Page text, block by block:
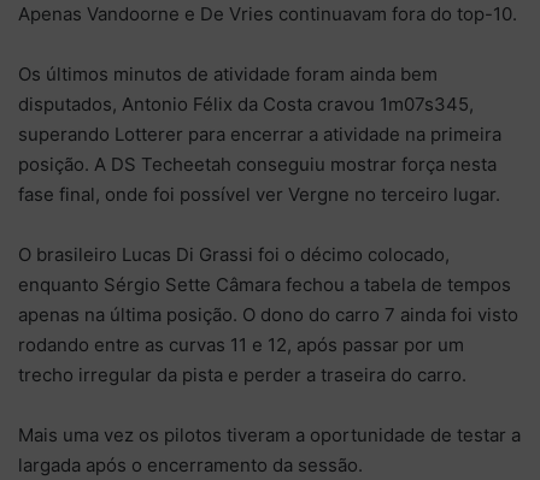
Apenas Vandoorne e De Vries continuavam fora do top-10.
Os últimos minutos de atividade foram ainda bem
disputados, Antonio Félix da Costa cravou 1m07s345,
superando Lotterer para encerrar a atividade na primeira
posição. A DS Techeetah conseguiu mostrar força nesta
fase final, onde foi possível ver Vergne no terceiro lugar.
O brasileiro Lucas Di Grassi foi o décimo colocado,
enquanto Sérgio Sette Câmara fechou a tabela de tempos
apenas na última posição. O dono do carro 7 ainda foi visto
rodando entre as curvas 11 e 12, após passar por um
trecho irregular da pista e perder a traseira do carro.
Mais uma vez os pilotos tiveram a oportunidade de testar a
largada após o encerramento da sessão.